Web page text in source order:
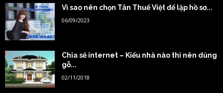
Vì sao nên chọn Tân Thuế Việt để lập hồ sơ...
06/09/2023
Chia sẽ internet – Kiểu nhà nào thì nên dùng
gỗ...
02/11/2018